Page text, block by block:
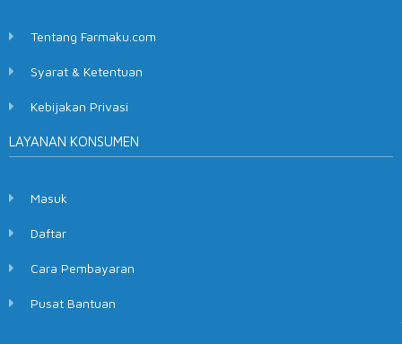
Tentang Farmaku.com
Syarat & Ketentuan
Kebijakan Privasi
LAYANAN KONSUMEN
Masuk
Daftar
Cara Pembayaran
Pusat Bantuan